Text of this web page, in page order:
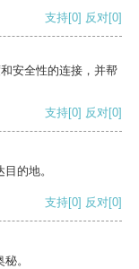
支持[0] 反对[0]
安全性的连接，并帮
支持[0] 反对[0]
的地。
支持[0] 反对[0]
。